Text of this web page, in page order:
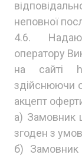
неповної
4.6.
оператору
на сайті
здійснюючи
акцепт
а) Замовник
згоден з
б) Замовник